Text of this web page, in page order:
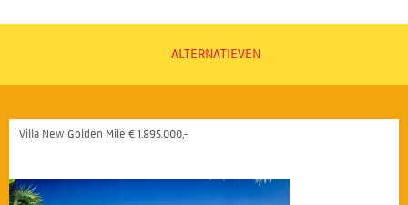
ALTERNATIEVEN
Villa New Golden Mile € 1.895.000,-